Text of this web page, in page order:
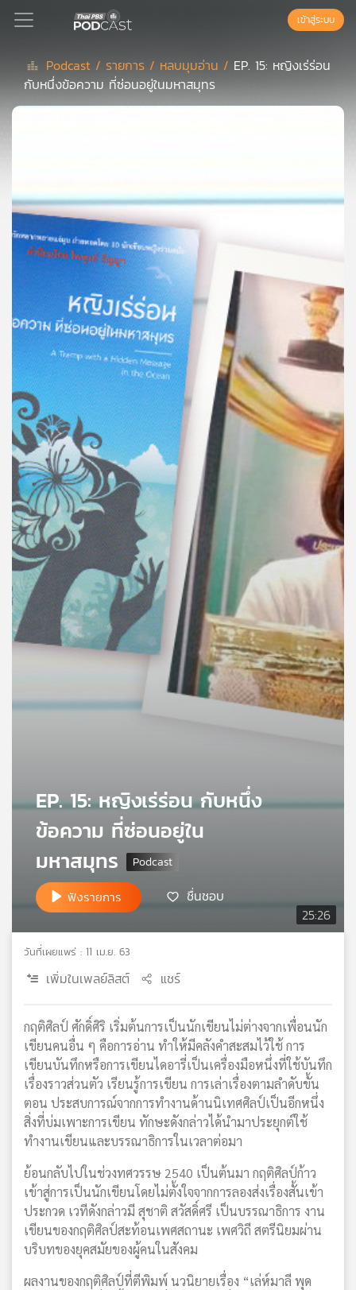
Podcast
สต์
แนะนำ
เพล
ย์
ลิ
สต์
ของ
คุณ
เพลง
บทความ
ข่าว
และ
กิจกรรม
เกี่ยว
กับ
พี
แผนที่
เครือ
ข่าย
เข้าสู่ระบบ
Podcast / รายการ / หลบมุมอ่าน / EP. 15: หญิงเร่ร่อน
กับหนึ่งข้อความ ที่ซ่อนอยู่ในมหาสมุทร
25:26
EP. 15: หญิงเร่ร่อน กับหนึ่ง
ข้อความ ที่ซ่อนอยู่ใน
มหาสมุทร
ฟังรายการ ชื่นชอบ
วันที่เผยแพร่ : 11 เม.ย. 63
เพิ่มในเพลย์ลิสต์ แชร์
กฤติศิลป์ ศักดิ์ศิริ เริ่มต้นการเป็นนักเขียนไม่ต่างจากเพื่อนนัก
เขียนคนอื่น ๆ คือการอ่าน ทำให้มีคลังคำสะสมไว้ใช้ การ
เขียนบันทึกหรือการเขียนไดอารี่เป็นเครื่องมือหนึ่งที่ใช้บันทึก
เรื่องราวส่วนตัว เรียนรู้การเขียน การเล่าเรื่องตามลำดับขั้น
ตอน ประสบการณ์จากการทำงานด้านนิเทศศิลป์เป็นอีกหนึ่ง
สิ่งที่บ่มเพาะการเขียน ทักษะดังกล่าวได้นำมาประยุกต์ใช้
ทำงานเขียนและบรรณาธิการในเวลาต่อมา
ย้อนกลับไปในช่วงทศวรรษ 2540 เป็นต้นมา กฤติศิลป์ก้าว
เข้าสู่การเป็นนักเขียนโดยไม่ตั้งใจจากการลองส่งเรื่องสั้นเข้า
ประกวด เวทีดังกล่าวมี สุชาติ สวัสดิ์ศรี เป็นบรรณาธิการ งาน
เขียนของกฤติศิลป์สะท้อนเพศสถานะ เพศวิถี สตรีนิยมผ่าน
บริบทของยุคสมัยของผู้คนในสังคม
ผลงานของกฤติศิลป์ที่ตีพิมพ์ นวนิยายเรื่อง “เล่ห์มาลี พุด